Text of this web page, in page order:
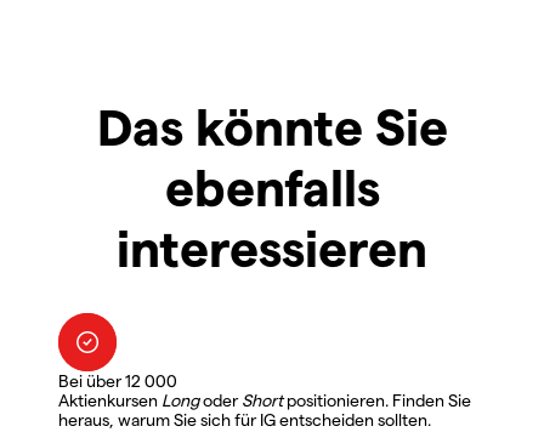
Das könnte Sie
ebenfalls
interessieren
Bei über 12 000
Aktienkursen LongoderShortpositionieren. Finden Sie
heraus, warum Sie sich für IG entscheiden sollten.